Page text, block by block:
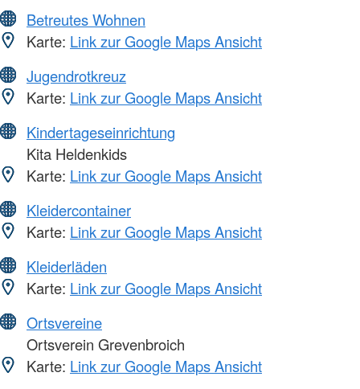
Betreutes Wohnen
Karte: Link zur Google Maps Ansicht
Jugendrotkreuz
Karte: Link zur Google Maps Ansicht
Kindertageseinrichtung
Kita Heldenkids
Karte: Link zur Google Maps Ansicht
Kleidercontainer
Karte: Link zur Google Maps Ansicht
Kleiderläden
Karte: Link zur Google Maps Ansicht
Ortsvereine
Ortsverein Grevenbroich
Karte: Link zur Google Maps Ansicht